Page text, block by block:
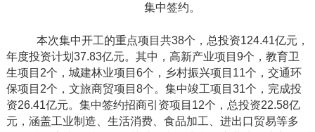
集中签约。
本次集中开工的重点项目共38个，总投资124.41亿元，
年度投资计划37.83亿元。其中，高新产业项目9个，教育卫
生项目2个，城建林业项目6个，乡村振兴项目11个，交通环
保项目2个，文旅商贸项目8个。集中竣工项目31个，完成投
资26.41亿元。集中签约招商引资项目12个，总投资22.58亿
元，涵盖工业制造、生活消费、食品加工、进出口贸易等多